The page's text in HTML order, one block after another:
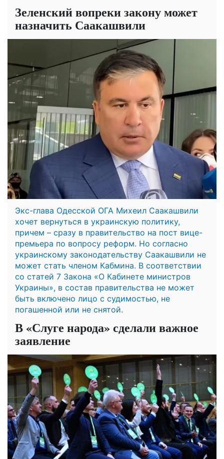
Зеленский вопреки закону может
назначить Саакашвили
Экс-глава Одесской ОГА Михеил Саакашвили
хочет вернуться в украинскую политику,
причем – сразу в правительство на пост вице-
премьера по вопросу реформ. Но согласно
украинскому законодательству Саакашвили не
может стать членом Кабмина. В соответствии
со статей 7 Закона «О Кабинете министров
Украины», в состав правительства не может
быть включено лицо с судимостью, не
погашенной или не снятой.
В «Слуге народа» сделали важное
заявление